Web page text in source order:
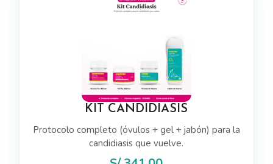
KIT CANDIDIASIS
Protocolo completo (óvulos + gel + jabón) para la
candidiasis que vuelve.